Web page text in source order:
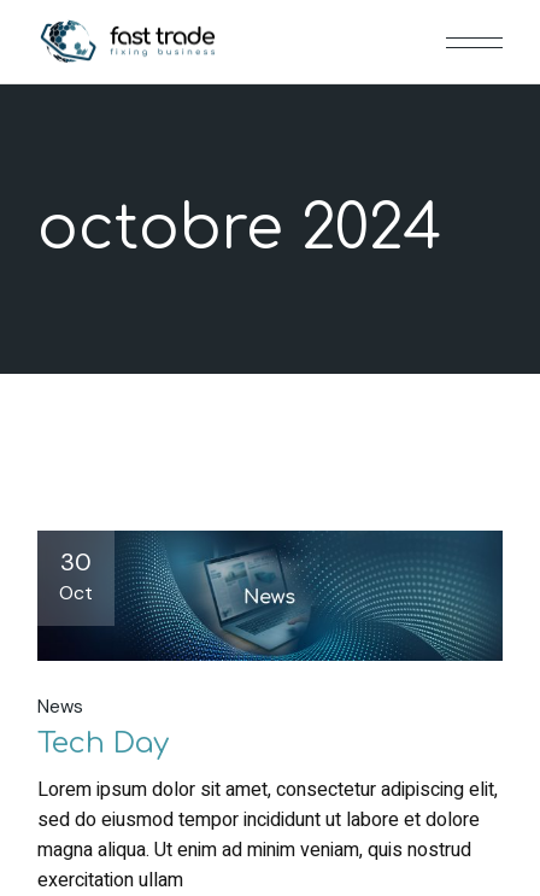
content
octobre 2024
30
Oct
News
Tech Day
Lorem ipsum dolor sit amet, consectetur adipiscing elit,
sed do eiusmod tempor incididunt ut labore et dolore
magna aliqua. Ut enim ad minim veniam, quis nostrud
exercitation ullam